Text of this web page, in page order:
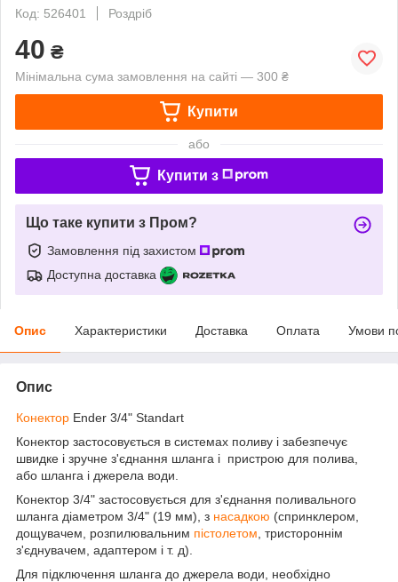
Код: 526401
Роздріб
40 ₴
Мінімальна сума замовлення на сайті — 300 ₴
Купити
або
Купити з
Що таке купити з Пром?
Замовлення під захистом
Доступна доставка
Опис Характеристики Доставка Оплата Умови
Опис
Конектор Ender 3/4" Standart
Конектор застосовується в системах поливу і забезпечує
швидке і зручне з'єднання шланга і пристрою для полива,
або шланга і джерела води.
Конектор 3/4" застосовується для з'єднання поливального
шланга діаметром 3/4" (19 мм), з насадкою (спринклером,
дощувачем, розпилювальним пістолетом , тристороннім
з'єднувачем, адаптером і т. д).
Для підключення шланга до джерела води, необхідно